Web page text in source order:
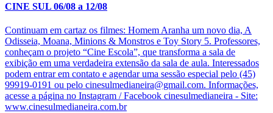
CINE SUL 06/08 a 12/08
Continuam em cartaz os filmes: Homem Aranha um novo dia, A
Odisseia, Moana, Minions & Monstros e Toy Story 5. Professores,
conheçam o projeto “Cine Escola”, que transforma a sala de
exibição em uma verdadeira extensão da sala de aula. Interessados
podem entrar em contato e agendar uma sessão especial pelo (45)
99919-0191 ou pelo cinesulmedianeira@gmail.com. Informações,
acesse a página no Instagram / Facebook cinesulmedianeira - Site:
www.cinesulmedianeira.com.br